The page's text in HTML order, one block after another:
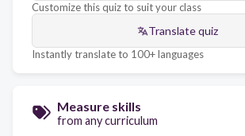
Customize this quiz to suit your class
Translate quiz
Instantly translate to 100+ languages
Measure skills
from any curriculum